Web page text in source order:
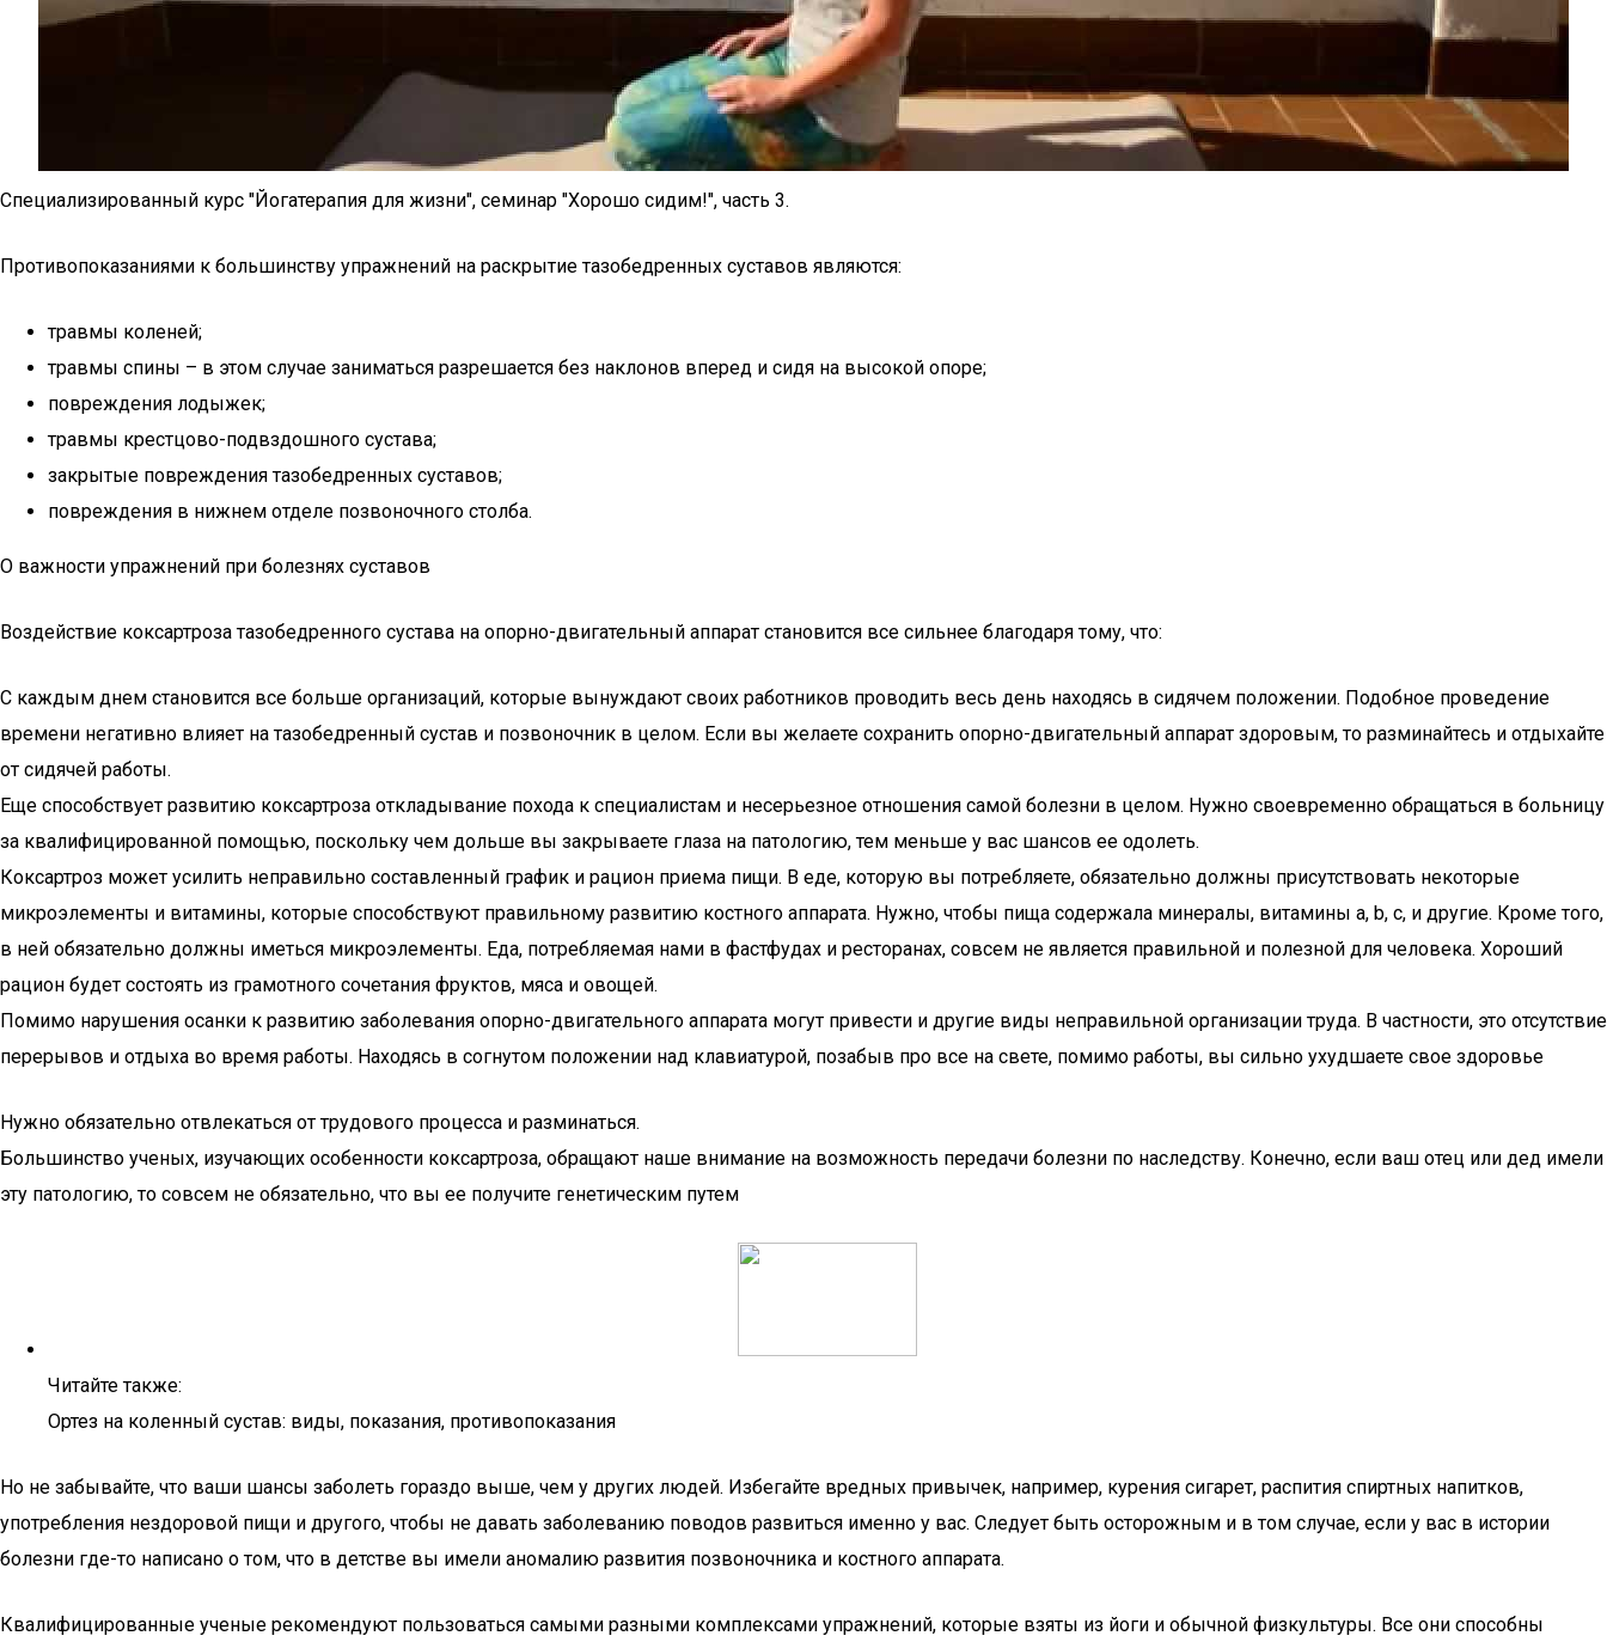
Специализированный курс "Йогатерапия для жизни", семинар "Хорошо сидим!", часть 3.
Противопоказаниями к большинству упражнений на раскрытие тазобедренных суставов являются:
травмы коленей;
травмы спины – в этом случае заниматься разрешается без наклонов вперед и сидя на высокой опоре;
повреждения лодыжек;
травмы крестцово-подвздошного сустава;
закрытые повреждения тазобедренных суставов;
повреждения в нижнем отделе позвоночного столба.
О важности упражнений при болезнях суставов
Воздействие коксартроза тазобедренного сустава на опорно-двигательный аппарат становится все сильнее благодаря тому, что:
С каждым днем становится все больше организаций, которые вынуждают своих работников проводить весь день находясь в сидячем положении. Подобное проведение
времени негативно влияет на тазобедренный сустав и позвоночник в целом. Если вы желаете сохранить опорно-двигательный аппарат здоровым, то разминайтесь и отдыхайте
от сидячей работы.
Еще способствует развитию коксартроза откладывание похода к специалистам и несерьезное отношения самой болезни в целом. Нужно своевременно обращаться в больницу
за квалифицированной помощью, поскольку чем дольше вы закрываете глаза на патологию, тем меньше у вас шансов ее одолеть.
Коксартроз может усилить неправильно составленный график и рацион приема пищи. В еде, которую вы потребляете, обязательно должны присутствовать некоторые
микроэлементы и витамины, которые способствуют правильному развитию костного аппарата. Нужно, чтобы пища содержала минералы, витамины a, b, c, и другие. Кроме того,
в ней обязательно должны иметься микроэлементы. Еда, потребляемая нами в фастфудах и ресторанах, совсем не является правильной и полезной для человека. Хороший
рацион будет состоять из грамотного сочетания фруктов, мяса и овощей.
Помимо нарушения осанки к развитию заболевания опорно-двигательного аппарата могут привести и другие виды неправильной организации труда. В частности, это отсутствие
перерывов и отдыха во время работы. Находясь в согнутом положении над клавиатурой, позабыв про все на свете, помимо работы, вы сильно ухудшаете свое здоровье
Нужно обязательно отвлекаться от трудового процесса и разминаться.
Большинство ученых, изучающих особенности коксартроза, обращают наше внимание на возможность передачи болезни по наследству. Конечно, если ваш отец или дед имели
эту патологию, то совсем не обязательно, что вы ее получите генетическим путем
Читайте также:
Ортез на коленный сустав: виды, показания, противопоказания
Но не забывайте, что ваши шансы заболеть гораздо выше, чем у других людей. Избегайте вредных привычек, например, курения сигарет, распития спиртных напитков,
употребления нездоровой пищи и другого, чтобы не давать заболеванию поводов развиться именно у вас. Следует быть осторожным и в том случае, если у вас в истории
болезни где-то написано о том, что в детстве вы имели аномалию развития позвоночника и костного аппарата.
Квалифицированные ученые рекомендуют пользоваться самыми разными комплексами упражнений, которые взяты из йоги и обычной физкультуры. Все они способны